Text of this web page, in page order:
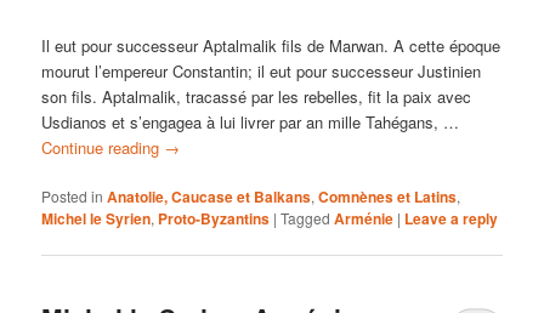
Il eut pour successeur Aptalmalik fils de Marwan. A cette époque
mourut l’empereur Constantin; il eut pour successeur Justinien
son fils. Aptalmalik, tracassé par les rebelles, fit la paix avec
Usdianos et s’engagea à lui livrer par an mille Tahégans, …
Continue reading →
Posted in Anatolie, Caucase et Balkans,Comnènes et Latins,
Michel le Syrien, Proto-Byzantins |Tagged Arménie | Leave a reply